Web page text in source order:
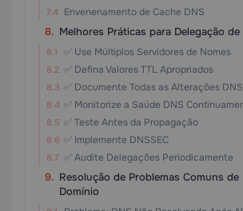
Envenenamento de Cache DNS
Melhores Práticas para Delegação
✅ Use Múltiplos Servidores de Nomes
✅ Defina Valores TTL Apropriados
✅ Documente Todas as Alterações DNS
✅ Monitorize a Saúde DNS
✅ Teste Antes da Propagação
✅ Implemente DNSSEC
✅ Audite Delegações Periodicamente
Resolução de Problemas Comuns de
Domínio